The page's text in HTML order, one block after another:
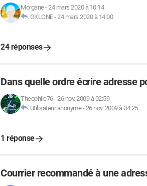
Morgane-24 mars 2020 à 10:14
GKLONE-24 mars 2020 à 14:00
24 réponses
Dans quelle ordre écrire adresse
Theophile76-26 nov. 2009 à 02:59
Utilisateur anonyme-26 nov. 2009 à 04:25
1 réponse
Courrier recommandé à une